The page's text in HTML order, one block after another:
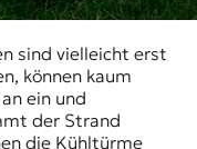
sind vielleicht erst
können kaum
ein und
der Strand
die Kühltürme